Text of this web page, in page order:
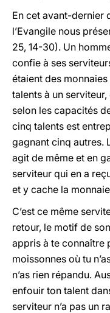
En cet avant-dernier
l’Evangile nous
25, 14-30). Un
confie à ses
étaient des
talents à un
selon les capacités
cinq talents est
gagnant cinq autres.
agit de même et en
serviteur qui en a
et y cache la
C’est ce même
retour, le motif de
appris à te connaître
moissonnes où tu
n’as rien répandu.
enfouir ton talent
serviteur n’a pas un